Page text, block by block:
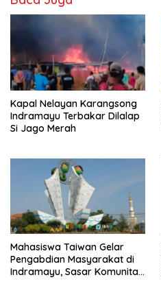
Kapal Nelayan Karangsong
Indramayu Terbakar Dilalap
Si Jago Merah
Mahasiswa Taiwan Gelar
Pengabdian Masyarakat di
Indramayu, Sasar Komunitas